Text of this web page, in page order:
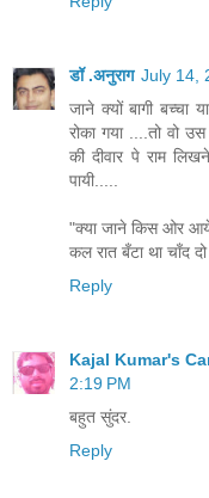
डॉ .अनुराग July 14,
जाने क्यों बागी बच्चा
रोका गया ....तो वो
की दीवार पे राम
पायी.....
"क्या जाने किस ओर
कल रात बँटा था चाँद
Reply
Kajal Kumar's
2:19 PM
बहुत सुंदर.
Reply